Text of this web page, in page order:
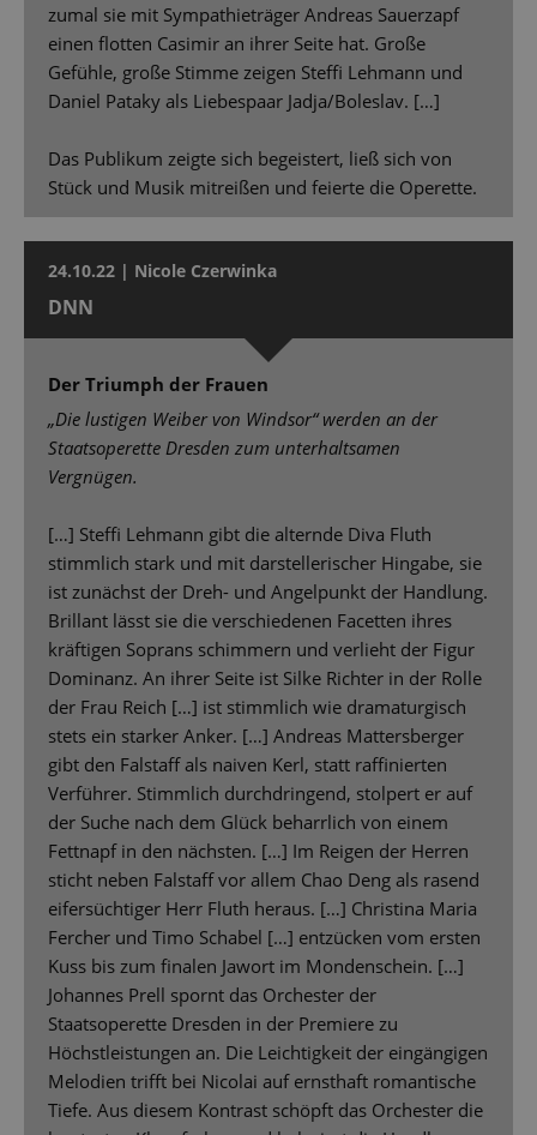
zumal sie mit Sympathieträger Andreas Sauerzapf
einen flotten Casimir an ihrer Seite hat. Große
Gefühle, große Stimme zeigen Steffi Lehmann und
Daniel Pataky als Liebespaar Jadja/Boleslav. […]
Das Publikum zeigte sich begeistert, ließ sich von
Stück und Musik mitreißen und feierte die Operette.
24.10.22 | Nicole Czerwinka
DNN
Der Triumph der Frauen
„Die lustigen Weiber von Windsor“ werden an der
Staatsoperette Dresden zum unterhaltsamen
Vergnügen.
[…] Steffi Lehmann gibt die alternde Diva Fluth
stimmlich stark und mit darstellerischer Hingabe, sie
ist zunächst der Dreh- und Angelpunkt der Handlung.
Brillant lässt sie die verschiedenen Facetten ihres
kräftigen Soprans schimmern und verlieht der Figur
Dominanz. An ihrer Seite ist Silke Richter in der Rolle
der Frau Reich […] ist stimmlich wie dramaturgisch
stets ein starker Anker. […] Andreas Mattersberger
gibt den Falstaff als naiven Kerl, statt raffinierten
Verführer. Stimmlich durchdringend, stolpert er auf
der Suche nach dem Glück beharrlich von einem
Fettnapf in den nächsten. […] Im Reigen der Herren
sticht neben Falstaff vor allem Chao Deng als rasend
eifersüchtiger Herr Fluth heraus. […] Christina Maria
Fercher und Timo Schabel […] entzücken vom ersten
Kuss bis zum finalen Jawort im Mondenschein. […]
Johannes Prell spornt das Orchester der
Staatsoperette Dresden in der Premiere zu
Höchstleistungen an. Die Leichtigkeit der eingängigen
Melodien trifft bei Nicolai auf ernsthaft romantische
Tiefe. Aus diesem Kontrast schöpft das Orchester die